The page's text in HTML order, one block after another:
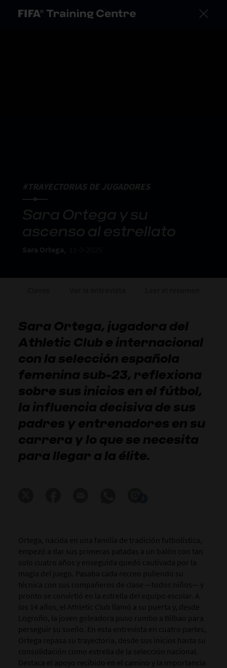
#TRAYECTORIAS DE JUGADORES
Sara Ortega y su
ascenso al estrellato
Sara Ortega, jugadora del
Athletic Club e internacional
con la selección española
femenina sub-23, reflexiona
sobre sus inicios en el fútbol,
la influencia decisiva de sus
padres y entrenadores en su
carrera y lo que se necesita
para llegar a la élite.
Ortega, nacida en una familia de tradición futbolística,
empezó a dar sus primeras patadas a un balón con tan
solo cuatro años y enseguida quedó cautivada por la
magia del juego. Pasaba cada recreo puliendo su
técnica con sus compañeros de clase —todos niños— y
pronto se convirtió en la estrella del equipo escolar. A
los 14 años, el Athletic Club llamó a su puerta y, desde
Logroño, la joven goleadora puso rumbo a Bilbao para
perseguir su sueño. En esta entrevista en cuatro partes,
Ortega repasa su trayectoria, desde sus inicios hasta su
consolidación como estrella de la selección nacional.
Destaca el apoyo recibido en el camino y la importancia